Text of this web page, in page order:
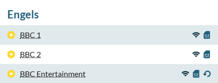
Engels
BBC 1
BBC 2
BBC Entertainment